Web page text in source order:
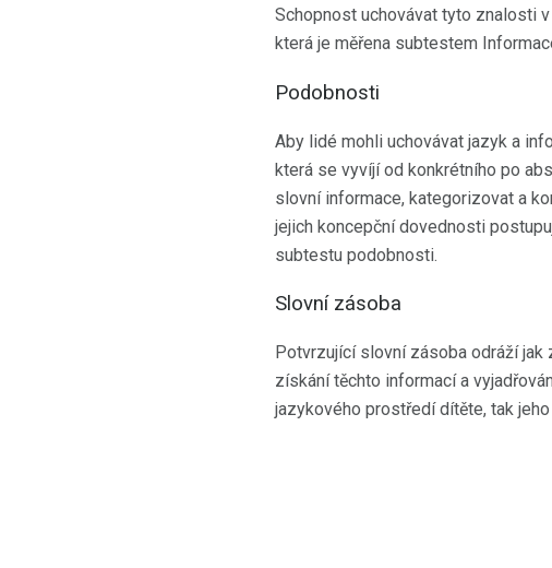
Schopnost uchovávat tyto znalosti
která je měřena subtestem
Podobnosti
Aby lidé mohli uchovávat jazyk a
která se vyvíjí od konkrétního po
slovní informace, kategorizovat a
jejich koncepční dovednosti
subtestu podobnosti.
Slovní zásoba
Potvrzující slovní zásoba odráží
získání těchto informací a
jazykového prostředí dítěte, tak